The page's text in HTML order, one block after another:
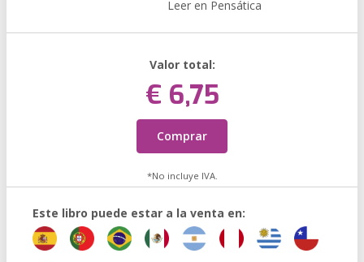
Leer en Pensática
Valor total:
€ 6,75
Comprar
*No incluye IVA.
Este libro puede estar a la venta en: